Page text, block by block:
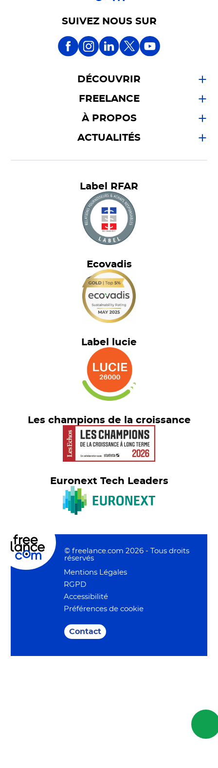
SUIVEZ NOUS SUR
DÉCOUVRIR
FREELANCE
À PROPOS
ACTUALITÉS
Label RFAR
Ecovadis
Label lucie
Les champions de la croissance
Euronext Tech Leaders
© freelance.com 2026 - Tous droits
réservés
Mentions Légales
RGPD
Accessibilité
Préférences de cookie
Contact